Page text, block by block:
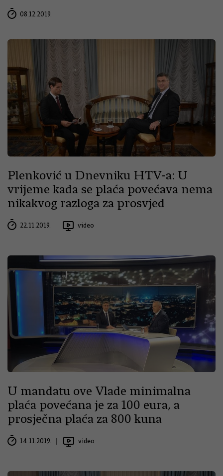
08.12.2019.
Plenković u Dnevniku HTV-a: U
vrijeme kada se plaća povećava nema
nikakvog razloga za prosvjed
22.11.2019. video
U mandatu ove Vlade minimalna
plaća povećana je za 100 eura, a
prosječna plaća za 800 kuna
14.11.2019. video